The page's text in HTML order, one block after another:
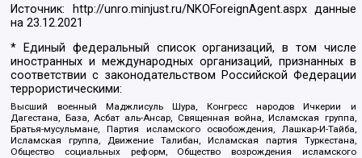
Источник: http://unro.minjust.ru/NKOForeignAgent.aspxданные
на23.12.2021
* Единый федеральный список организаций, в том числе
иностранных и международных организаций, признанных в
соответствии с законодательством Российской Федерации
террористическими:
Высший военный Маджлисуль Шура, Конгресс народов Ичкерии и
Дагестана, База, Асбат аль-Ансар, Священная война, Исламская группа,
Братья-мусульмане, Партия исламского освобождения, Лашкар-И-Тайба,
Исламская группа, Движение Талибан, Исламская партия Туркестана,
Общество социальных реформ, Общество возрождения исламского